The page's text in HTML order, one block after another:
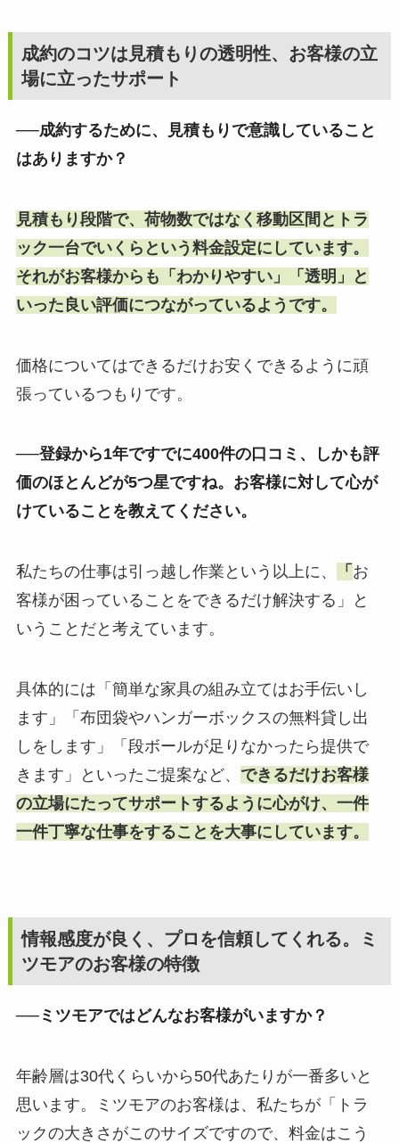
成約のコツは見積もりの透明性、お客様の立
場に立ったサポート
──成約するために、見積もりで意識していること
はありますか？
見積もり段階で、荷物数ではなく移動区間とトラ
ック一台でいくらという料金設定にしています。
それがお客様からも「わかりやすい」「透明」と
いった良い評価につながっているようです。
価格についてはできるだけお安くできるように頑
張っているつもりです。
──登録から1年ですでに400件の口コミ、しかも評
価のほとんどが5つ星ですね。お客様に対して心が
けていることを教えてください。
私たちの仕事は引っ越し作業という以上に、 「 お
客様が困っていることをできるだけ解決する」と
いうことだと考えています。
具体的には「簡単な家具の組み立てはお手伝いし
ます」「布団袋やハンガーボックスの無料貸し出
しをします」「段ボールが足りなかったら提供で
きます」といったご提案など、 できるだけお客様
の立場にたってサポートするように心がけ、一件
一件丁寧な仕事をすることを大事にしています。
情報感度が良く、プロを信頼してくれる。ミ
ツモアのお客様の特徴
──ミツモアではどんなお客様がいますか？
年齢層は30代くらいから50代あたりが一番多いと
思います。ミツモアのお客様は、私たちが「トラ
ックの大きさがこのサイズですので、料金はこう